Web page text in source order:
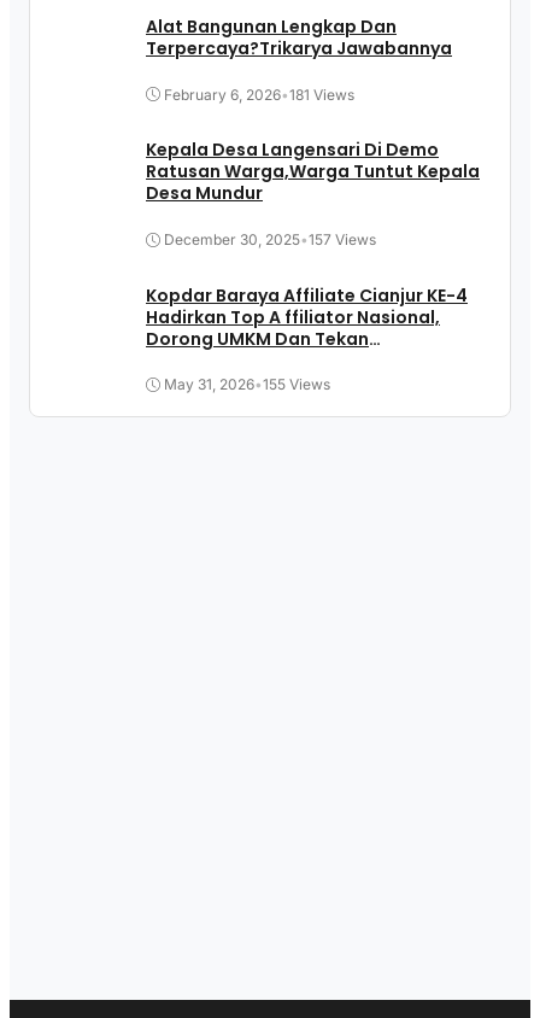
Alat Bangunan Lengkap Dan
Terpercaya?Trikarya Jawabannya
February 6, 2026•181 Views
Kepala Desa Langensari Di Demo
Ratusan Warga,Warga Tuntut Kepala
Desa Mundur
December 30, 2025•157 Views
Kopdar Baraya Affiliate Cianjur KE-4
Hadirkan Top A ffiliator Nasional,
Dorong UMKM Dan Tekan
May 31, 2026•155 Views